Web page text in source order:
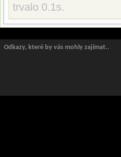
trvalo 0.1s.
Odkazy, které by vás mohly zajímat..